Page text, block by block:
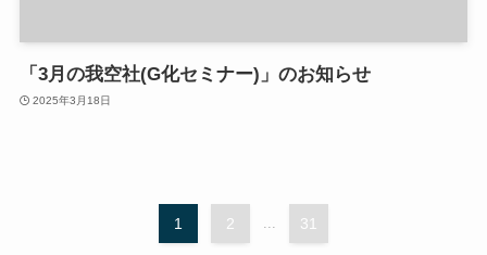
「3月の我空社(G化セミナー)」のお知らせ
2025年3月18日
1 2 ... 31